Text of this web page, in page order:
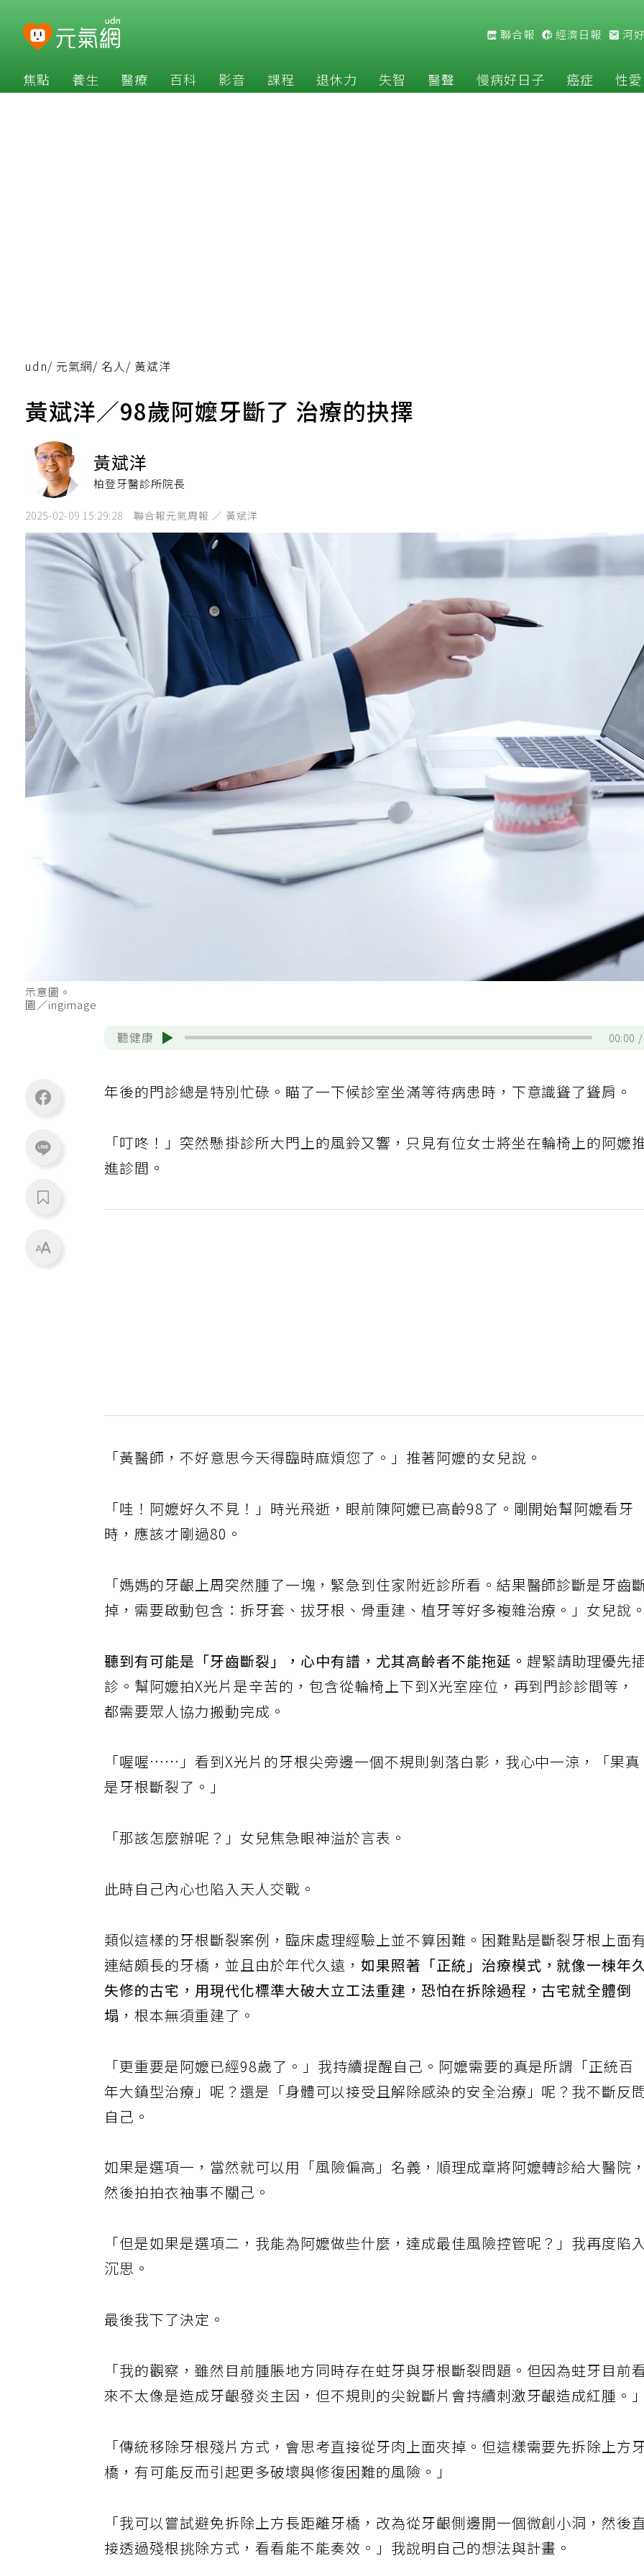
聯合報 經濟日報 河
焦點 養生 醫療 百科 影音 課程 退休力 失智 醫聲 慢病好日子 癌症 性愛
udn/ 元氣網/ 名人/ 黃斌洋
黃斌洋／98歲阿嬤牙斷了 治療的抉擇
黃斌洋
柏登牙醫診所院長
2025-02-09 15:29:28 聯合報元氣周報 ／ 黃斌洋
示意圖。
圖／ingimage
聽健康 00:00
年後的門診總是特別忙碌。瞄了一下候診室坐滿等待病患時，下意識聳了聳肩。
「叮咚！」突然懸掛診所大門上的風鈴又響，只見有位女士將坐在輪椅上的阿嬤
進診間。
「黃醫師，不好意思今天得臨時麻煩您了。」推著阿嬤的女兒說。
「哇！阿嬤好久不見！」時光飛逝，眼前陳阿嬤已高齡98了。剛開始幫阿嬤看牙
時，應該才剛過80。
「媽媽的牙齦上周突然腫了一塊，緊急到住家附近診所看。結果醫師診斷是牙齒
掉，需要啟動包含：拆牙套、拔牙根、骨重建、植牙等好多複雜治療。」女兒說
聽到有可能是「牙齒斷裂」，心中有譜，尤其高齡者不能拖延。趕緊請助理優先
診。幫阿嬤拍X光片是辛苦的，包含從輪椅上下到X光室座位，再到門診診間等，
都需要眾人協力搬動完成。
「喔喔……」看到X光片的牙根尖旁邊一個不規則剝落白影，我心中一涼，「果真
是牙根斷裂了。」
「那該怎麼辦呢？」女兒焦急眼神溢於言表。
此時自己內心也陷入天人交戰。
類似這樣的牙根斷裂案例，臨床處理經驗上並不算困難。困難點是斷裂牙根上面
連結頗長的牙橋，並且由於年代久遠，如果照著「正統」治療模式，就像一棟年
失修的古宅，用現代化標準大破大立工法重建，恐怕在拆除過程，古宅就全體倒
塌 ，根本無須重建了。
「更重要是阿嬤已經98歲了。」我持續提醒自己。阿嬤需要的真是所謂「正統百
年大鎮型治療」呢？還是「身體可以接受且解除感染的安全治療」呢？我不斷反
自己。
如果是選項一，當然就可以用「風險偏高」名義，順理成章將阿嬤轉診給大醫院
然後拍拍衣袖事不關己。
「但是如果是選項二，我能為阿嬤做些什麼，達成最佳風險控管呢？」我再度陷
沉思。
最後我下了決定。
「我的觀察，雖然目前腫脹地方同時存在蛀牙與牙根斷裂問題。但因為蛀牙目前
來不太像是造成牙齦發炎主因，但不規則的尖銳斷片會持續刺激牙齦造成紅腫。
「傳統移除牙根殘片方式，會思考直接從牙肉上面夾掉。但這樣需要先拆除上方
橋，有可能反而引起更多破壞與修復困難的風險。」
「我可以嘗試避免拆除上方長距離牙橋，改為從牙齦側邊開一個微創小洞，然後
接透過殘根挑除方式，看看能不能奏效。」我說明自己的想法與計畫。